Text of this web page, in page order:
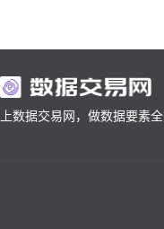
上数据交易网，做数据要素